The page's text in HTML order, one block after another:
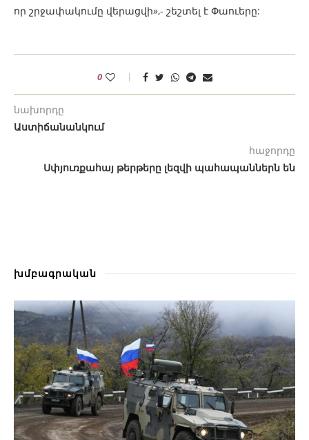
որ շրջափակումը վերացվի»,- շեշտել է Փաուերը:
0
նախորդը
Աստիճանանկում
հաջորդը
Սփյուռքահայ թերթերը լեզվի պահապաններն են
խմբագրական